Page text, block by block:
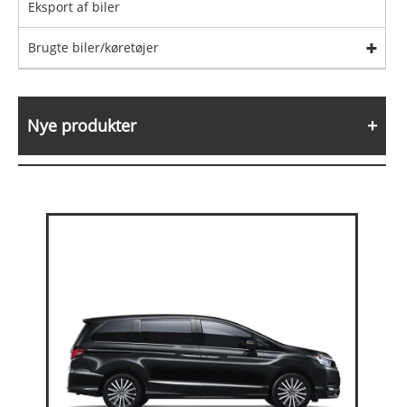
Eksport af biler
Brugte biler/køretøjer
Nye produkter